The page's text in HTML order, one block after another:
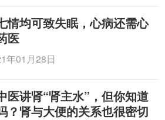
情均可致失眠，心病还需心
医
年01月28日
医讲肾“肾主水”，但你知道
？肾与大便的关系也很密切